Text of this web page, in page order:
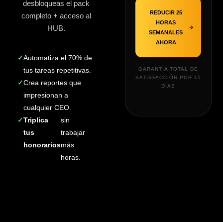
desbloqueas el pack
completo + acceso al
HUB.
✓Automatiza el 70% de
tus tareas repetitivas.
✓Crea reportes que
impresionan a
cualquier CEO.
✓Triplica
tus
honorarios
sin
trabajar
más
horas.
REDUCIR 25
HORAS
SEMANALES
AHORA
GARANTÍA TOTAL DE
SATISFACCIÓN POR 15
DÍAS